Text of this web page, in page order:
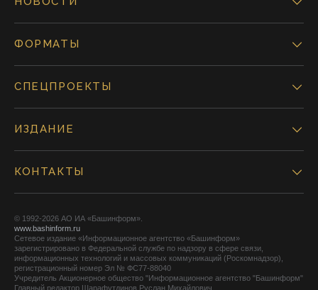
ФОРМАТЫ
СПЕЦПРОЕКТЫ
ИЗДАНИЕ
КОНТАКТЫ
© 1992-2026 АО ИА «Башинформ».
www.bashinform.ru
Сетевое издание «Информационное агентство «Башинформ»
зарегистрировано в Федеральной службе по надзору в сфере связи,
информационных технологий и массовых коммуникаций (Роскомнадзор),
регистрационный номер Эл № ФС77-88040
Учредитель Акционерное общество "Информационное агентство "Башинформ"
Главный редактор Шарафутдинов Руслан Михайлович